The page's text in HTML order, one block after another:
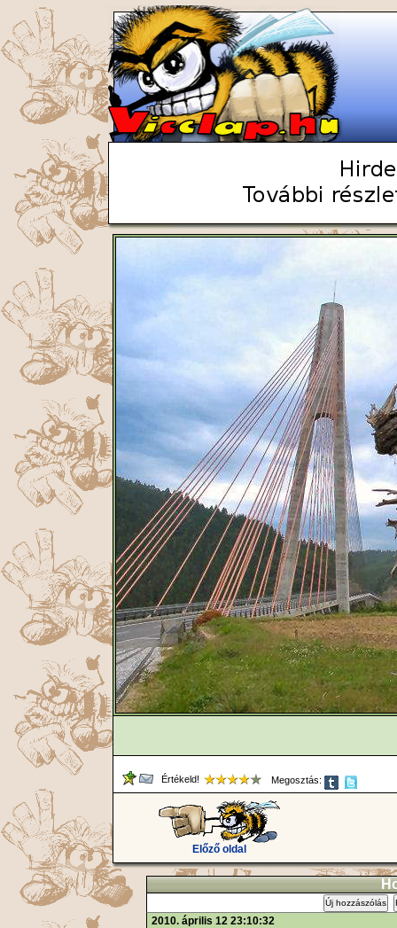
Értékeld! Megosztás:
Előző oldal
Új hozzászólás
2010. április 12 23:10:32